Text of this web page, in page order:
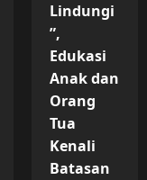
Lindungi
”,
Edukasi
Anak dan
Orang
Tua
Kenali
Batasan